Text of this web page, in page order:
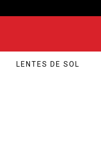
LENTES DE SOL